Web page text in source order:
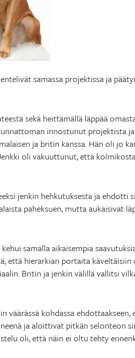
samassa projektissa ja
sekä heittämällä läppää
innostunut projektista ja
ja britin kanssa. Hän oli jo
oli vakuuttunut, että
jenkin hehkutuksesta ja ehdotti
paheksuen, mutta aukaisivat
samalla aikaisempia
että hierarkian portaita käveltäisiin
Britin ja jenkin välillä vallitsi
väärässä kohdassa ehdottaakseen,
ja aloittivat pitkän selonteon
oli, että näin ei oltu tehty